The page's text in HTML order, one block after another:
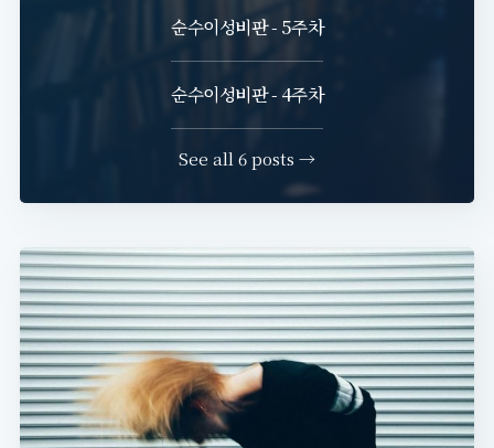
순수이성비판 - 5주차
순수이성비판 - 4주차
See all 6 posts →